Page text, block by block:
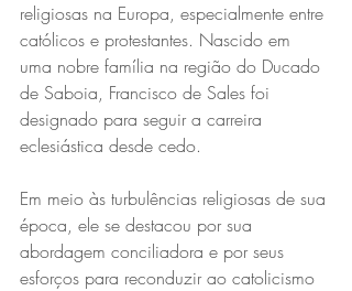
religiosas na Europa, especialmente entre
católicos e protestantes. Nascido em
uma nobre família na região do Ducado
de Saboia, Francisco de Sales foi
designado para seguir a carreira
eclesiástica desde cedo.
Em meio às turbulências religiosas de sua
época, ele se destacou por sua
abordagem conciliadora e por seus
esforços para reconduzir ao catolicismo